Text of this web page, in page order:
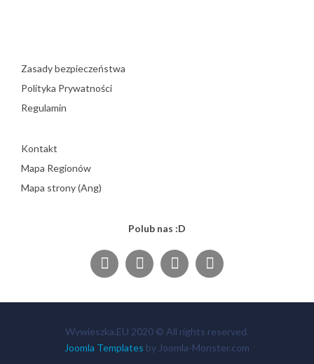
Zasady bezpieczeństwa
Polityka Prywatności
Regulamin
Kontakt
Mapa Regionów
Mapa strony (Ang)
Polub nas :D
Wywieszka.EU 2020 © All rights reserved.
Joomla Templates by Joomla-Monster.com